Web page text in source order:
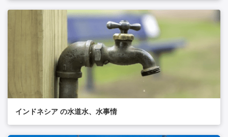
インドネシア の水道水、水事情